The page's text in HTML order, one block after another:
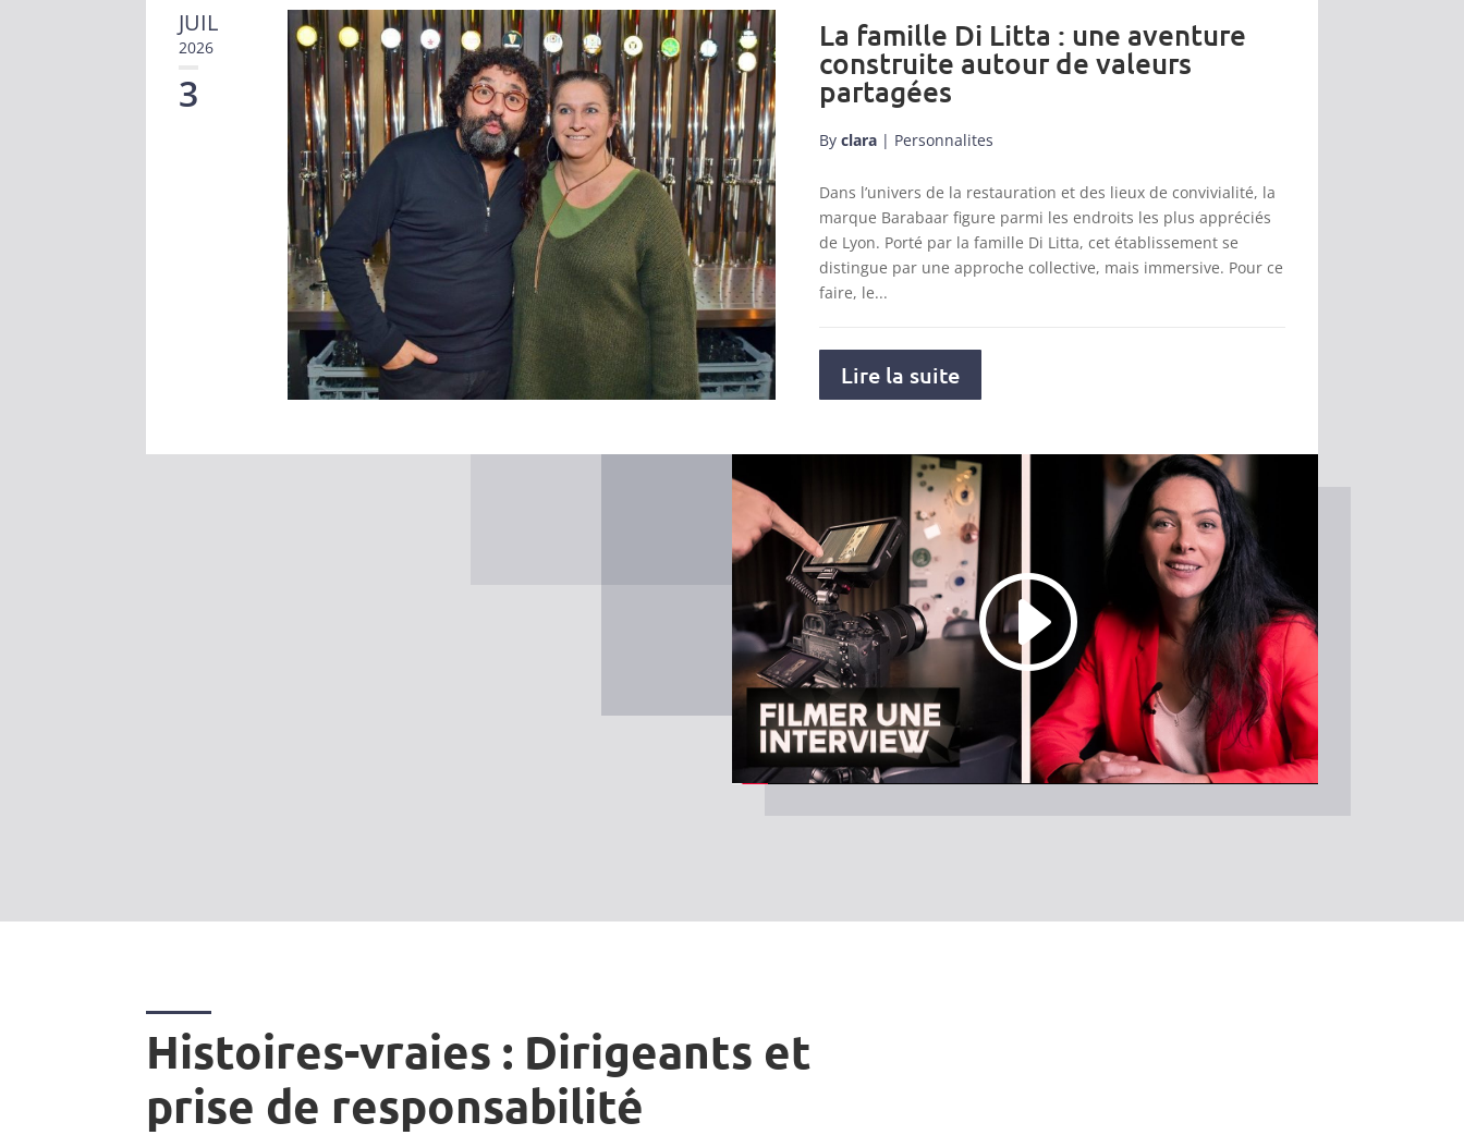
JUIL
2026
3
La famille Di Litta : une aventure
construite autour de valeurs
partagées
By clara | Personnalites
Dans l’univers de la restauration et des lieux de convivialité, la
marque Barabaar figure parmi les endroits les plus appréciés
de Lyon. Porté par la famille Di Litta, cet établissement se
distingue par une approche collective, mais immersive. Pour ce
faire, le...
Lire la suite
Histoires-vraies : Dirigeants et
prise de responsabilité